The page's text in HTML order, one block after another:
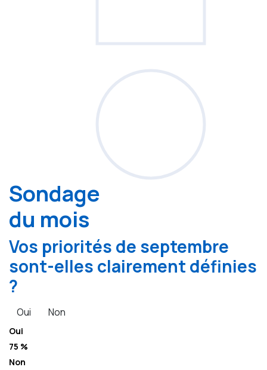
Sondage
du mois
Vos priorités de septembre
sont-elles clairement définies
?
Oui Non
Oui
75 %
Non